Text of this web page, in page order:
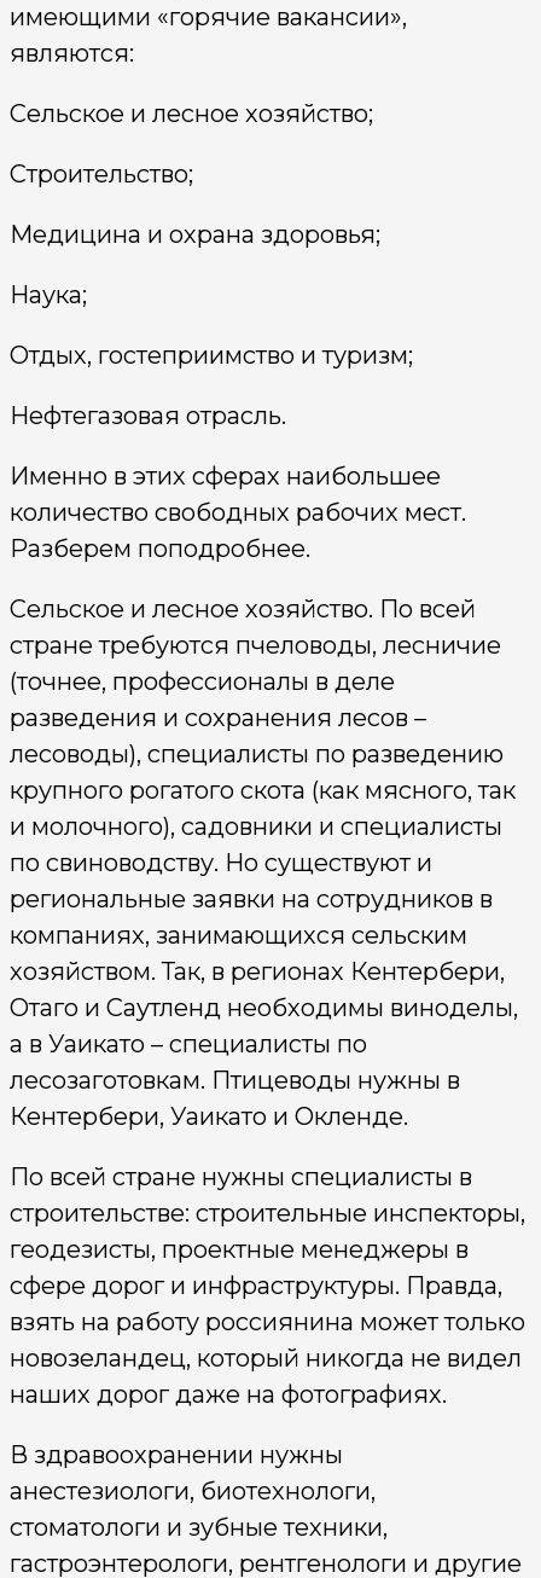
имеющими «горячие вакансии»,
являются:
Сельское и лесное хозяйство;
Строительство;
Медицина и охрана здоровья;
Наука;
Отдых, гостеприимство и туризм;
Нефтегазовая отрасль.
Именно в этих сферах наибольшее
количество свободных рабочих мест.
Разберем поподробнее.
Сельское и лесное хозяйство. По всей
стране требуются пчеловоды, лесничие
(точнее, профессионалы в деле
разведения и сохранения лесов –
лесоводы), специалисты по разведению
крупного рогатого скота (как мясного, так
и молочного), садовники и специалисты
по свиноводству. Но существуют и
региональные заявки на сотрудников в
компаниях, занимающихся сельским
хозяйством. Так, в регионах Кентербери,
Отаго и Саутленд необходимы виноделы,
а в Уаикато – специалисты по
лесозаготовкам. Птицеводы нужны в
Кентербери, Уаикато и Окленде.
По всей стране нужны специалисты в
строительстве: строительные инспекторы,
геодезисты, проектные менеджеры в
сфере дорог и инфраструктуры. Правда,
взять на работу россиянина может только
новозеландец, который никогда не видел
наших дорог даже на фотографиях.
В здравоохранении нужны
анестезиологи, биотехнологи,
стоматологи и зубные техники,
гастроэнтерологи, рентгенологи и другие